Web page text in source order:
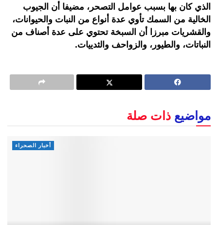
الذي كان بها بسبب عوامل التصحر، مضيفا أن الجيوب
الخالية من السمك تأوي عدة أنواع من النبات والحيوانات،
والقشريات مبرزا أن السبخة تحتوي على عدة أصناف من
النباتات، والطيور، والزواحف والثدييات.
مواضيع ذات صلة
أخبار الصحراء